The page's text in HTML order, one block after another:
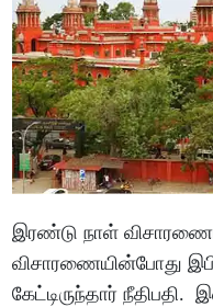
இரண்டு நாள்
விசாரணையின்போது
கேட்டிருந்தார்